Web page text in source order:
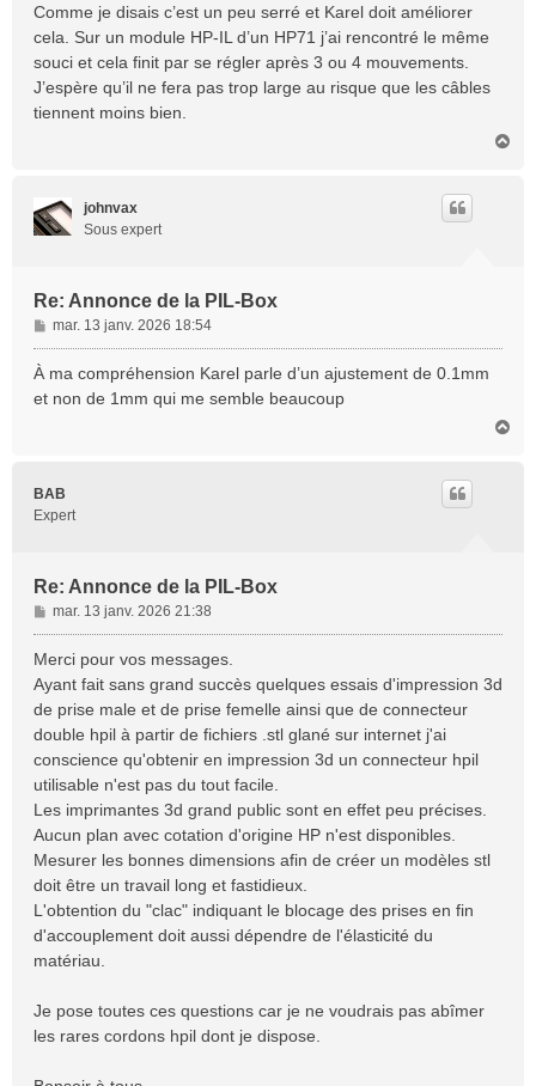
a
g
e
Comme je disais c’est un peu serré et Karel doit améliorer
cela. Sur un module HP-IL d’un HP71 j’ai rencontré le même
souci et cela finit par se régler après 3 ou 4 mouvements.
J’espère qu’il ne fera pas trop large au risque que les câbles
tiennent moins bien.
johnvax
Sous expert
Re: Annonce de la PIL-Box
M
e
a
mar. 13 janv. 2026 18:54
À ma compréhension Karel parle d’un ajustement de 0.1mm
et non de 1mm qui me semble beaucoup
BAB
Expert
Re: Annonce de la PIL-Box
M
e
a
g
e
mar. 13 janv. 2026 21:38
Merci pour vos messages.
Ayant fait sans grand succès quelques essais d'impression 3d
de prise male et de prise femelle ainsi que de connecteur
double hpil à partir de fichiers .stl glané sur internet j'ai
conscience qu'obtenir en impression 3d un connecteur hpil
utilisable n'est pas du tout facile.
Les imprimantes 3d grand public sont en effet peu précises.
Aucun plan avec cotation d'origine HP n'est disponibles.
Mesurer les bonnes dimensions afin de créer un modèles stl
doit être un travail long et fastidieux.
L'obtention du "clac" indiquant le blocage des prises en fin
d'accouplement doit aussi dépendre de l'élasticité du
matériau.
Je pose toutes ces questions car je ne voudrais pas abîmer
les rares cordons hpil dont je dispose.